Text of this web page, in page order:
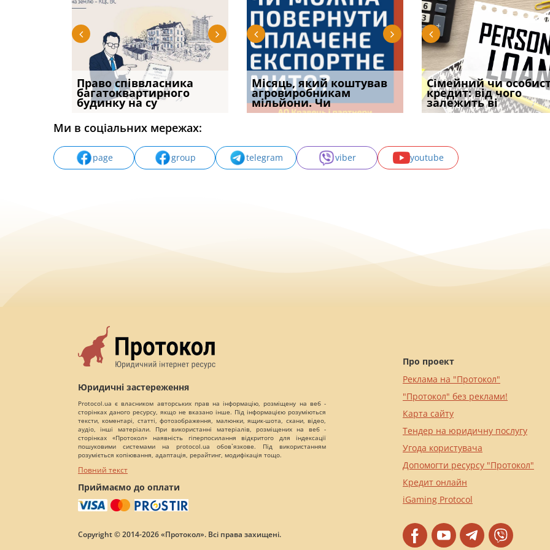
Право співвласника
багатоквартирного
будинку на су
Якщо суд встановив для
відшкодування шкоди
наявніс
Документи, на яких не
проставляється
апостиль: пер
ФУНДАМЕНТАЛЬНА
ПРОБЛЕМА «СУДОВОЇ
ПРАКТИКИ», АБО ПР
Місяць, який коштував
агровиробникам
мільйони. Чи
Огляд практики ВС від
Ростислава Кравця, що
опублі
Чи потрібна ФОП
печатка у 2026 році:
правила засто
Сімейний чи
кредит: від чого
залежить ві
Восьмий ААС
підтвердив, що
може скас
Ми в соціальних мережах:
page group telegram viber youtube
Юридичні застереження
Protocol.ua є власником авторських прав на інформацію, розміщену на веб -
сторінках даного ресурсу, якщо не вказано інше. Під інформацією розуміються
тексти, коментарі, статті, фотозображення, малюнки, ящик-шота, скани, відео,
аудіо, інші матеріали. При використанні матеріалів, розміщених на веб -
сторінках «Протокол» наявність гіперпосилання відкритого для індексації
пошуковими системами на protocol.ua обов`язкове. Під використанням
розуміється копіювання, адаптація, рерайтинг, модифікація тощо.
Повний текст
Приймаємо до оплати
Copyright © 2014-2026 «Протокол». Всі права захищені.
Про проект
Реклама на "Протокол"
"Протокол" без реклами!
Карта сайту
Тендер на юридичну послугу
Угода користувача
Допомогти ресурсу "Протокол"
Кредит онлайн
iGaming Protocol